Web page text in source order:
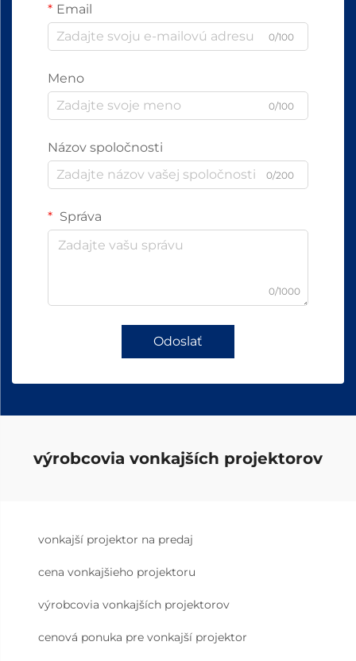
Email
0/100
Meno
0/100
Názov spoločnosti
0/200
Správa
0/1000
Odoslať
výrobcovia vonkajších projektorov
vonkajší projektor na predaj
cena vonkajšieho projektoru
výrobcovia vonkajších projektorov
cenová ponuka pre vonkajší projektor